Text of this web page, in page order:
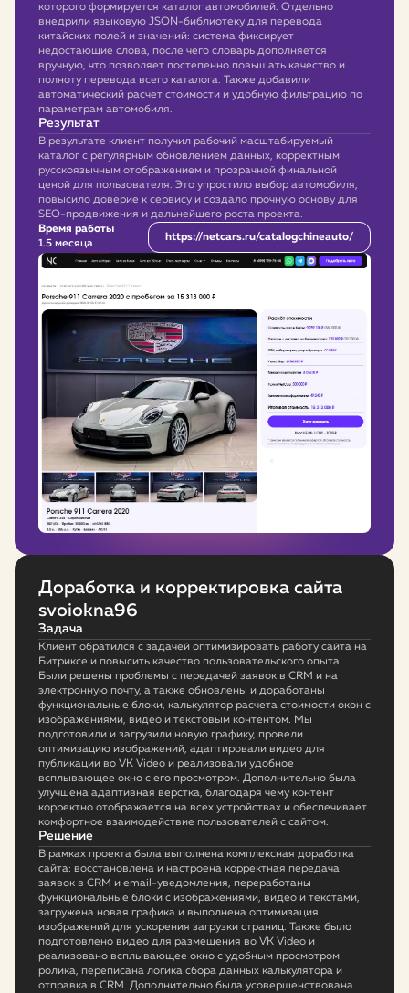
которого формируется каталог автомобилей. Отдельно
внедрили языковую JSON-библиотеку для перевода
китайских полей и значений: система фиксирует
недостающие слова, после чего словарь дополняется
вручную, что позволяет постепенно повышать качество и
полноту перевода всего каталога. Также добавили
автоматический расчет стоимости и удобную фильтрацию по
параметрам автомобиля.
Результат
В результате клиент получил рабочий масштабируемый
каталог с регулярным обновлением данных, корректным
русскоязычным отображением и прозрачной финальной
ценой для пользователя. Это упростило выбор автомобиля,
повысило доверие к сервису и создало прочную основу для
SEO-продвижения и дальнейшего роста проекта.
Время работы
1.5 месяца
https://netcars.ru/catalogchineauto/
Доработка и корректировка сайта
svoiokna96
Задача
Клиент обратился с задачей оптимизировать работу сайта на
Битриксе и повысить качество пользовательского опыта.
Были решены проблемы с передачей заявок в CRM и на
электронную почту, а также обновлены и доработаны
функциональные блоки, калькулятор расчета стоимости окон с
изображениями, видео и текстовым контентом. Мы
подготовили и загрузили новую графику, провели
оптимизацию изображений, адаптировали видео для
публикации во VK Video и реализовали удобное
всплывающее окно с его просмотром. Дополнительно была
улучшена адаптивная верстка, благодаря чему контент
корректно отображается на всех устройствах и обеспечивает
комфортное взаимодействие пользователей с сайтом.
Решение
В рамках проекта была выполнена комплексная доработка
сайта: восстановлена и настроена корректная передача
заявок в CRM и email-уведомления, переработаны
функциональные блоки с изображениями, видео и текстами,
загружена новая графика и выполнена оптимизация
изображений для ускорения загрузки страниц. Также было
подготовлено видео для размещения во VK Video и
реализовано всплывающее окно с удобным просмотром
ролика, переписана логика сбора данных калькулятора и
отправка в CRM. Дополнительно была усовершенствована